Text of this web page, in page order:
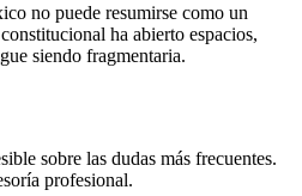
no puede resumirse como un
ha abierto espacios,
siendo fragmentaria.
sobre las dudas más frecuentes.
profesional.